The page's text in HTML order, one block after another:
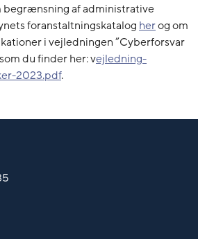
begrænsning af administrative
foranstaltningskatalog herog om
i vejledningen ”Cyberforsvar
du finder her: vejledning-
2023.pdf.